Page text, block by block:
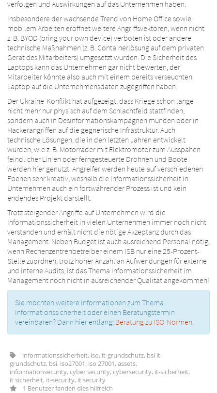
verfolgen und Auswirkungen auf das Unternehmen haben.
Insbesondere der wachsende Trend von Home Office sowie
mobilem Arbeiten eröffnet weitere Angriffsvektoren, wenn nicht
z. B. BYOD (bring your own device) verboten ist oder andere
technische Maßnahmen (z. B. Containerlösung auf dem privaten
Gerät des Mitarbeiters) umgesetzt wurden. Die Sicherheit des
Laptops kann das Unternehmen gar nicht bewerten, der
Mitarbeiter könnte also auch mit einem bereits verseuchten
Laptop auf die Unternehmensdaten zugegriffen haben.
Der Ukraine-Konflikt hat aufgezeigt, dass Kriege schon lange
nicht mehr nur physisch auf dem Schlachtfeld stattfinden,
sondern auch in Desinformationskampagnen münden oder in
Hackerangriffen auf die gegnerische Infrastruktur. Auch
technische Lösungen, die in den letzten Jahren entwickelt
wurden, wie z. B. Motorräder mit Elektromotor zum Ausspähen
feindlicher Linien oder ferngesteuerte Drohnen und Boote
werden hier genutzt. Angreifer werden heute auf verschiedenen
Ebenen sehr kreativ, weshalb die Informationssicherheit in
Unternehmen auch ein fortwährender Prozess ist und kein
endendes Projekt darstellt.
Trotz steigender Angriffe auf Unternehmen wird die
Informationssicherheit in vielen Unternehmen immer noch nicht
verstanden und erhält nicht die nötige Akzeptanz durch das
Management. Neben Budget ist auch ausreichend Personal nötig,
wenn Rechenzentrenbetreiber einem ISB nur eine 25-Prozent-
Stelle zuordnen, trotz hoher Anzahl an Aufwendungen für externe
und interne Audits, ist das Thema Informationssicherheit im
Management noch nicht in ausreichender Qualität angekommen!
Sie möchten weitere Informationen zum Thema
Informationssicherheit oder einen Beratungstermin
vereinbaren? Dann hier entlang: Beratung zu ISO-Normen
informationssicherheit, iso, it-grundschutz, bsi it-
grundschutz, bsi, iso27001, iso 27001, assets,
informationsecurity, cyber security, cybersecurity, it-sicherheit,
it sicherheit, it-security, it security
1 Benutzer fanden dies hilfreich